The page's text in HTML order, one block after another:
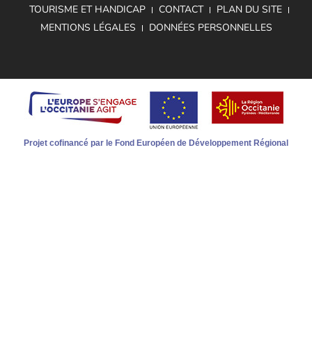
TOURISME ET HANDICAP CONTACT
PLAN DU SITE
MENTIONS LÉGALES
DONNÉES PERSONNELLES
Projet cofinancé par le Fond Européen de Développement Régional